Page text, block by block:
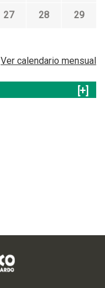
27 28 29
Ver calendario mensual
[+]